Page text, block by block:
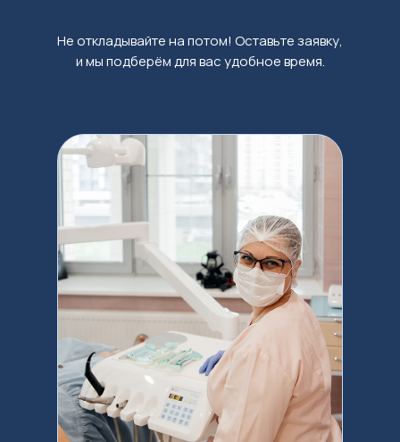
Не откладывайте на потом! Оставьте заявку,
и мы подберём для вас удобное время.